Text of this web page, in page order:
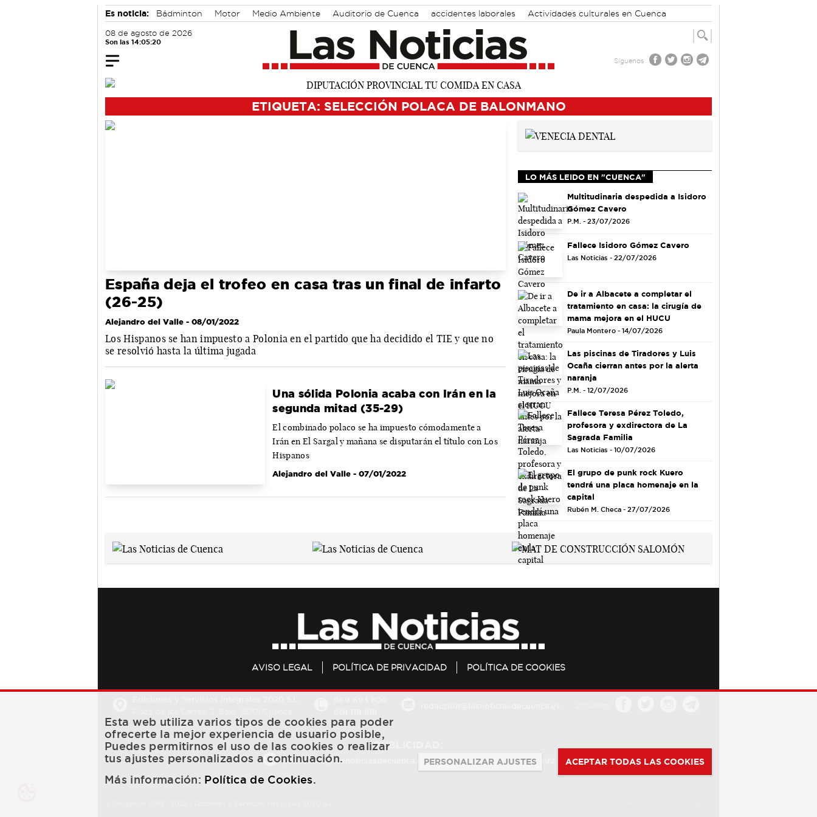
Es noticia: Bádminton Motor Medio Ambiente Auditorio de Cuenca accidentes laborales
Actividades culturales en Cuenca
08 de agosto de 2026
Son las 14:05:21
Síguenos
ETIQUETA: SELECCIÓN POLACA DE BALONMANO
España deja el trofeo en casa tras un final de infarto
(26-25)
Alejandro del Valle - 08/01/2022
Los Hispanos se han impuesto a Polonia en el partido que ha decidido el TIE y que no
se resolvió hasta la última jugada
Una sólida Polonia acaba con Irán en la
segunda mitad (35-29)
El combinado polaco se ha impuesto cómodamente a
Irán en El Sargal y mañana se disputarán el título con Los
Hispanos
Alejandro del Valle - 07/01/2022
LO MÁS LEIDO EN "CUENCA"
Multitudinaria despedida a Isidoro
Gómez Cavero
P.M. - 23/07/2026
Fallece Isidoro Gómez Cavero
Las Noticias - 22/07/2026
De ir a Albacete a completar el
tratamiento en casa: la cirugía de
mama mejora en el HUCU
Paula Montero - 14/07/2026
Las piscinas de Tiradores y Luis
Ocaña cierran antes por la alerta
naranja
P.M. - 12/07/2026
Fallece Teresa Pérez Toledo,
profesora y exdirectora de La
Sagrada Familia
Las Noticias - 10/07/2026
El grupo de punk rock Kuero
tendrá una placa homenaje en la
capital
Rubén M. Checa - 27/07/2026
AVISO LEGAL POLÍTICA DE PRIVACIDAD POLÍTICA DE COOKIES
PUBLICIDAD:
publicidad@lasnoticiasdecuenca.es 684 126 573 / 670 726 392
Esta web utiliza varios tipos de cookies para poder
ofrecerte la mejor experiencia de usuario posible,
Puedes permitirnos el uso de las cookies o realizar
tus ajustes personalizados a continuación.
Más información: Política de Cookies.
PERSONALIZAR AJUSTES ACEPTAR TODAS LAS COOKIES